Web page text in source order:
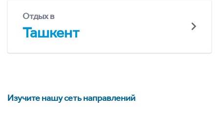
Отдых в
Ташкент
Изучите нашу сеть направлений